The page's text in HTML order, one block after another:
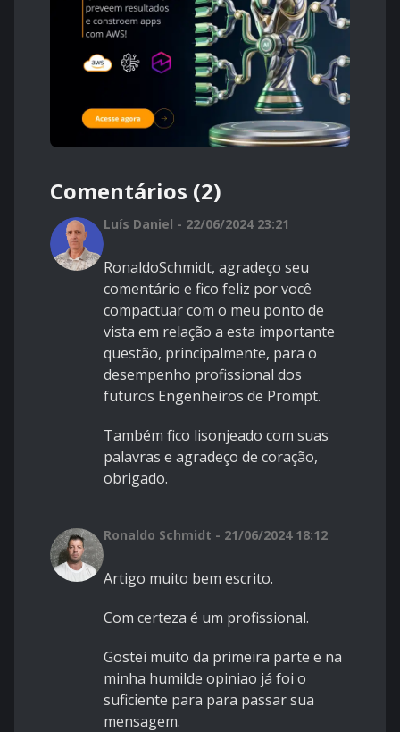
Comentários (2)
Luís Daniel - 22/06/2024 23:21
RonaldoSchmidt, agradeço seu
comentário e fico feliz por você
compactuar com o meu ponto de
vista em relação a esta importante
questão, principalmente, para o
desempenho profissional dos
futuros Engenheiros de Prompt.
Também fico lisonjeado com suas
palavras e agradeço de coração,
obrigado.
Ronaldo Schmidt - 21/06/2024 18:12
Artigo muito bem escrito.
Com certeza é um profissional.
Gostei muito da primeira parte e na
minha humilde opiniao já foi o
suficiente para para passar sua
mensagem.